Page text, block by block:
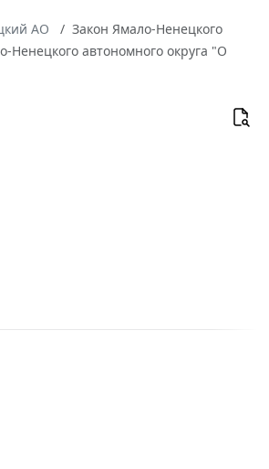
АО
Закон Ямало-Ненецкого
Ненецкого автономного округа "О